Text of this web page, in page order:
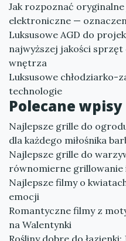
Jak rozpoznać
elektroniczne —
Luksusowe AGD do
najwyższej jakości
wnętrza
Luksusowe chłodziarko-
technologie
Polecane wpisy
Najlepsze grille do
dla każdego miłośnika
Najlepsze grille do
równomierne grillowanie
Najlepsze filmy o
emocji
Romantyczne filmy z
na Walentynki
Rośliny dobre do